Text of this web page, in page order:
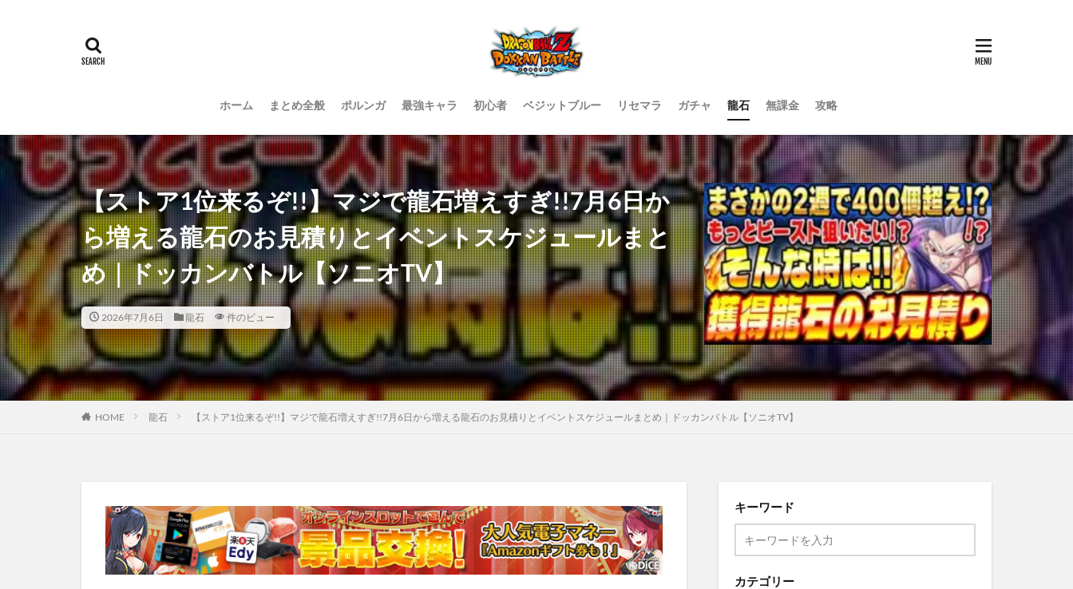
ホーム まとめ全般 ポルンガ 最強キャラ 初心者 ベジットブルー リセマラ ガチャ 龍石 無課金 攻略
【ストア1位来るぞ!!】マジで龍石増えすぎ!!7月6日か
ら増える龍石のお見積りとイベントスケジュールまと
め｜ドッカンバトル【ソニオTV】
2026年7月6日 龍石 件のビュー
HOME 龍石 【ストア1位来るぞ!!】マジで龍石増えすぎ!!7月6日から増える龍石のお見積りとイベントスケジュールまとめ｜ドッカンバトル【ソニオTV】
キーワード
カテゴリー